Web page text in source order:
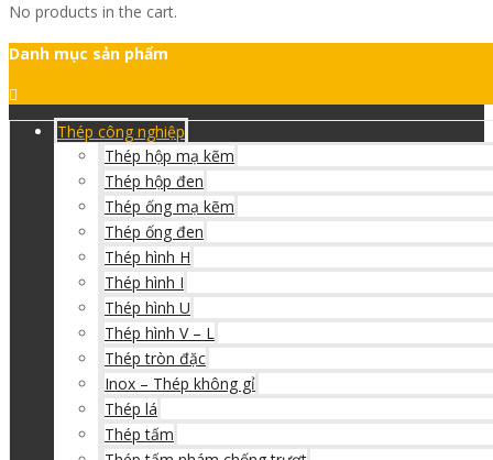
No products in the cart.
Danh mục sản phẩm
Thép công nghiệp
Thép hộp mạ kẽm
Thép hộp đen
Thép ống mạ kẽm
Thép ống đen
Thép hình H
Thép hình I
Thép hình U
Thép hình V – L
Thép tròn đặc
Inox – Thép không gỉ
Thép lá
Thép tấm